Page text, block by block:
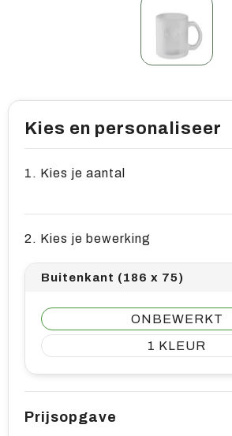
Overige relatiegeschenken
Kies en personaliseer
1. Kies je aantal
2. Kies je bewerking
Buitenkant (186 x 75)
ONBEWERKT
1
Prijsopgave